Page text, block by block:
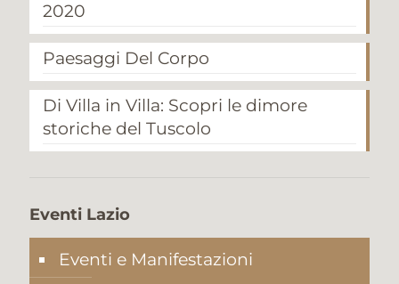
2020
Paesaggi Del Corpo
Di Villa in Villa: Scopri le dimore
storiche del Tuscolo
Eventi Lazio
Eventi e Manifestazioni